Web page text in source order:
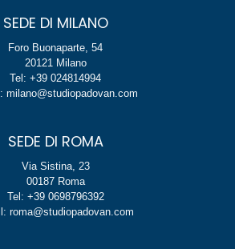
SEDE DI MILANO
Foro Buonaparte, 54
20121 Milano
Tel: +39 024814994
milano@studiopadovan.com
SEDE DI ROMA
Via Sistina, 23
00187 Roma
Tel: +39 0698796392
roma@studiopadovan.com